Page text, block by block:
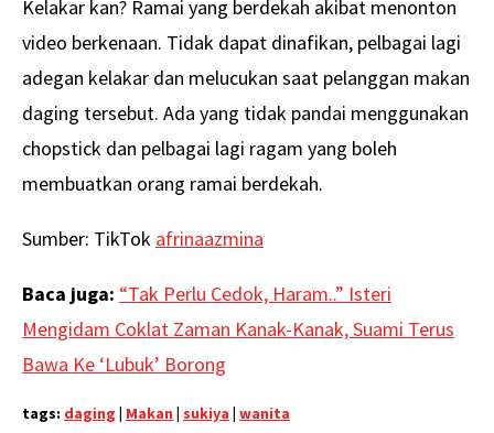
Kelakar kan? Ramai yang berdekah akibat menonton
video berkenaan. Tidak dapat dinafikan, pelbagai lagi
adegan kelakar dan melucukan saat pelanggan makan
daging tersebut. Ada yang tidak pandai menggunakan
chopstick dan pelbagai lagi ragam yang boleh
membuatkan orang ramai berdekah.
Sumber: TikTok afrinaazmina
Baca juga: “Tak Perlu Cedok, Haram..” Isteri
Mengidam Coklat Zaman Kanak-Kanak, Suami Terus
Bawa Ke ‘Lubuk’ Borong
tags: daging | Makan | sukiya | wanita